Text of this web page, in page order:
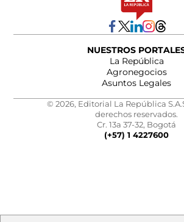
NUESTROS
La República
Agronegocios
Asuntos Legales
© 2026, Editorial La República
derechos reservados.
Cr. 13a 37-32, Bogotá
(+57) 1 4227600